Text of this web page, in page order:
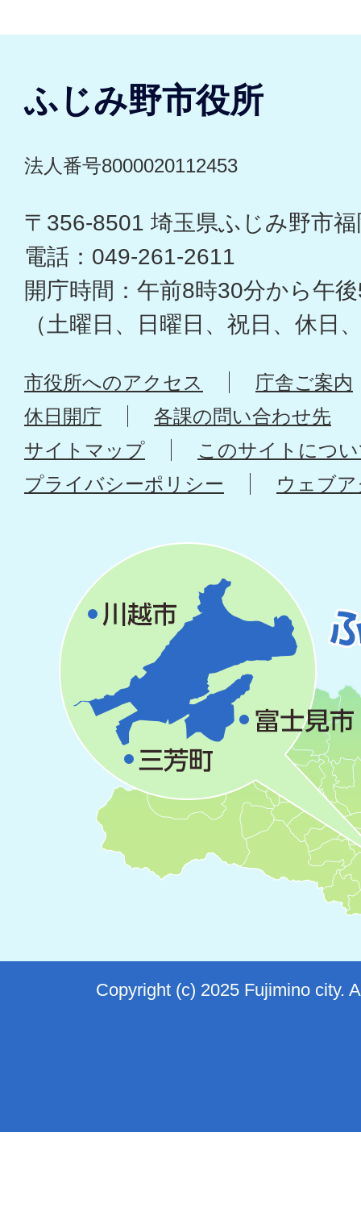
ふじみ野市役所
法人番号8000020112453
〒356-8501 埼玉県ふじみ野市
電話：049-261-2611
開庁時間：午前8時30分から午
（土曜日、日曜日、祝日、休日
市役所へのアクセス
庁舎ご案内
休日開庁
各課の問い合わせ先
サイトマップ
このサイトにつ
プライバシーポリシー
ウェブ
Copyright (c) 2025 Fujimino city.